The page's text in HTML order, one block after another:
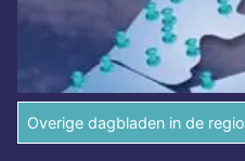
Overige dagbladen in de regio